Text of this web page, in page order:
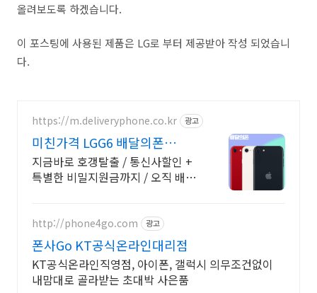
올려보도록 하겠습니다.
이 포스팅에 사용된 제품은 LG로 부터 제공받아 작성 되었습니
다.
https://m.deliveryphone.co.kr 광고
미친가격 LGG6 배달의폰
Secret 비밀지원금!
지금바로 호갱탈출 / 통신사할인 +
특별한 비밀지원금까지 / 오직 배달
http://phone4go.com 광고
폰사Go KT공식온라인대리점
KT공식온라인직영점, 아이폰, 갤럭시 의무조건없이
내맘대로 골라받는 초대박 사은품